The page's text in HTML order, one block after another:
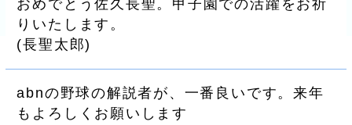
おめでとう佐久長聖。甲子園での活躍をお祈
りいたします。
(長聖太郎)
abnの野球の解説者が、一番良いです。来年
もよろしくお願いします